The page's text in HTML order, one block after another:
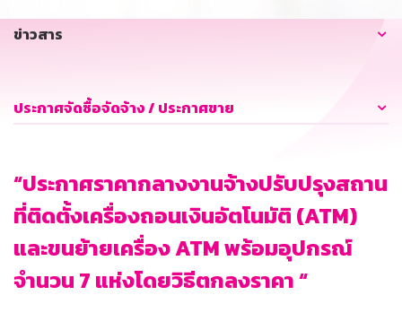
ข่าวสาร
ประกาศจัดซื้อจัดจ้าง / ประกาศขาย
“ประกาศราคากลางงานจ้างปรับปรุงสถาน
ที่ติดตั้งเครื่องถอนเงินอัตโนมัติ (ATM)
และขนย้ายเครื่อง ATM พร้อมอุปกรณ์
จำนวน 7 แห่งโดยวิธีตกลงราคา “